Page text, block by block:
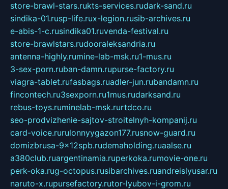
store-brawl-stars.rukts-services.rudark-sand.ru
sindika-01.rusp-life.rux-legion.rusib-archives.ru
e-abis-1-c.rusindika01.ruvenda-festival.ru
store-brawlstars.rudooraleksandria.ru
antenna-highly.rumine-lab-msk.ru1-mus.ru
3-sex-porn.ruban-damn.rupurse-factory.ru
viagra-tablet.rufasbags.ruadler-jun.rubandamn.ru
fincontech.ru3sexporn.ru1mus.rudarksand.ru
rebus-toys.ruminelab-msk.rurtdco.ru
seo-prodvizhenie-sajtov-stroitelnyh-kompanij.ru
card-voice.rurulonnyygazon177.rusnow-guard.ru
domizbrusa-9x12spb.rudemaholding.ruaalse.ru
a380club.ruargentinamia.ruperkoka.rumovie-one.ru
perk-oka.rug-octopus.rusibarchives.ruandreislyusar.ru
naruto-x.rupursefactory.rutor-lyubov-i-grom.ru